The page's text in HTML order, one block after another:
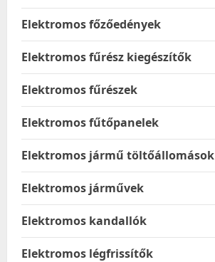
Elektromos főzőedények
Elektromos fűrész kiegészítők
Elektromos fűrészek
Elektromos fűtőpanelek
Elektromos jármű töltőállomások
Elektromos járművek
Elektromos kandallók
Elektromos légfrissítők